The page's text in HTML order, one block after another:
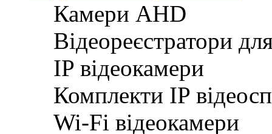
Камери AHD
Відеореєстратори
IP відеокамери
Комплекти IP
Wi-Fi відеокамери